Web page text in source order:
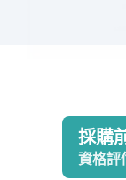
採購
資格評